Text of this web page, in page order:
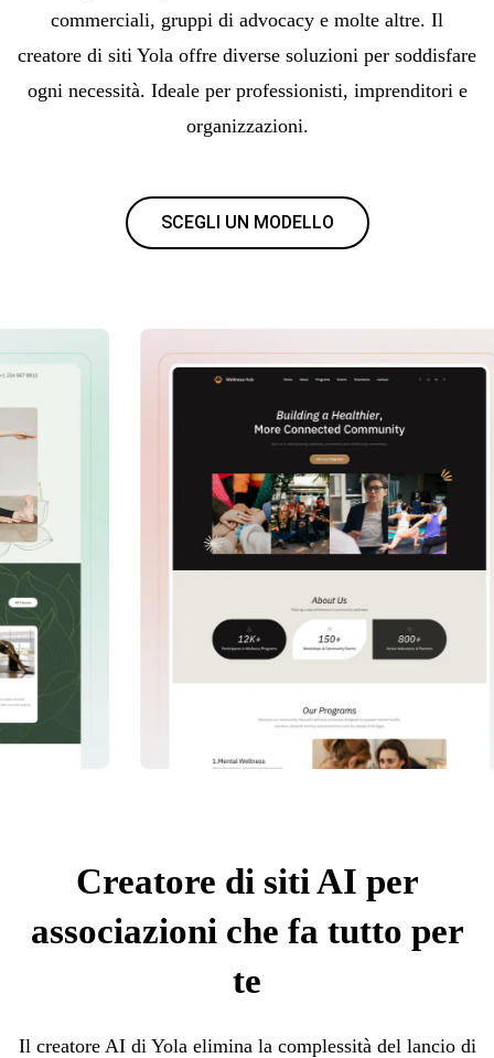
commerciali, gruppi di advocacy e molte altre. Il
creatore di siti Yola offre diverse soluzioni per soddisfare
ogni necessità. Ideale per professionisti, imprenditori e
organizzazioni.
SCEGLI UN MODELLO
Creatore di siti AI per
associazioni che fa tutto per
te
Il creatore AI di Yola elimina la complessità del lancio di